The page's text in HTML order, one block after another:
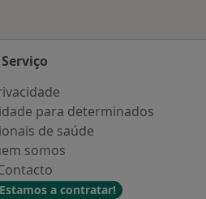
Serviço
para determinados
de saúde
somos
Estamos a contratar!